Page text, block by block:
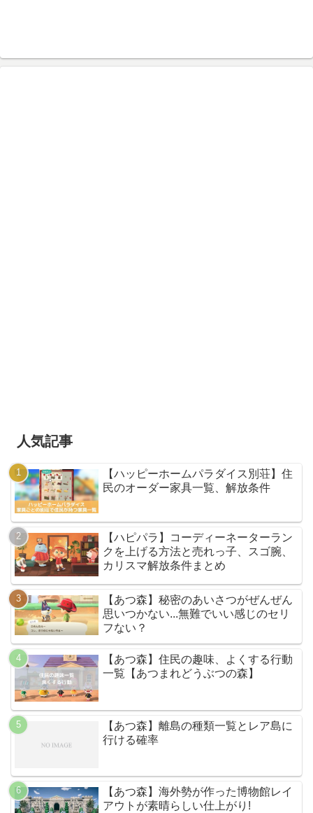
人気記事
【ハッピーホームパラダイス別荘】住
民のオーダー家具一覧、解放条件
【ハピパラ】コーディーネーターラン
クを上げる方法と売れっ子、スゴ腕、
カリスマ解放条件まとめ
【あつ森】秘密のあいさつがぜんぜん
思いつかない...無難でいい感じのセリ
フない？
【あつ森】住民の趣味、よくする行動
一覧【あつまれどうぶつの森】
【あつ森】離島の種類一覧とレア島に
行ける確率
【あつ森】海外勢が作った博物館レイ
アウトが素晴らしい仕上がり!